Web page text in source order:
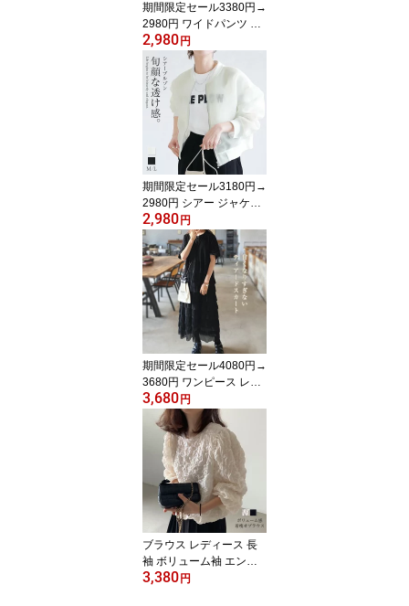
ト
期間限定セール3380円→
2980円 ワイドパンツ レ
ディース 春 夏 シフォン
ボトムス シフォンパンツ
ガウチョパンツ ガウチョ
ロングパンツ ロング シ
アー 透け感 きれいめ 大
きいサイズ ウエストゴム
涼しい 楽ちん ゆったり
ドット 着瘦せ 美脚
2,980 円
期間限定セール3180円→
2980円 シアー ジャケッ
ト レディース 春 夏 ブル
ゾン 透け感 ライトアウ
ター シアー ブルゾン 軽
アウター 長袖 UVカット
長袖 紫外線対策 日焼け
防止 冷房対策 女性用 大
人 女の子 着瘦せ 大きい
サイズ おしゃれ リゾー
ト
2,980 円
期間限定セール4080円→
3680円 ワンピース レデ
ィース 春 秋 夏 ティアー
ド ワンピース 半袖 ロン
グ丈 Aライン 大人可愛い
カジュアル ティアードワ
ンピース ロング丈 大き
いサイズ 半袖 体型カバ
ー きれいめ 着痩せ シン
プル カジュアル 薄手 リ
ゾート 旅行 ビーチ
3,680 円
ブラウス レディース 長
袖 ボリューム袖 エンボ
ス加工 ジャカード素材
3,380 円